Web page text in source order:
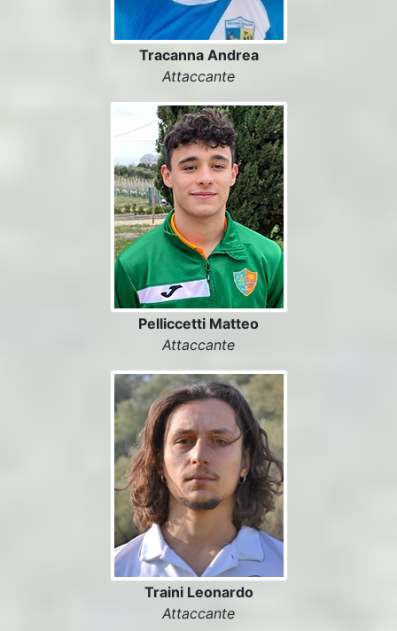
Tracanna Andrea
Attaccante
Pelliccetti Matteo
Attaccante
Traini Leonardo
Attaccante